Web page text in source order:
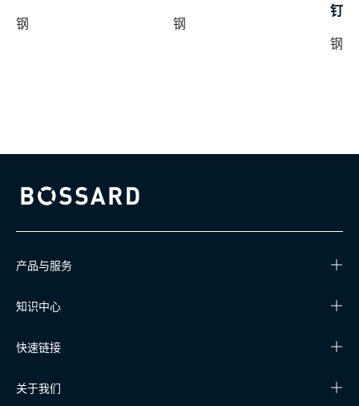
钢
钢
钉
钢
Bossard homepage
产品与服务
知识中心
快速链接
关于我们